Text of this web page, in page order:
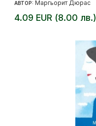
АВТОР: Маргьорит Дюрас
4.09 EUR (8.00 лв.)